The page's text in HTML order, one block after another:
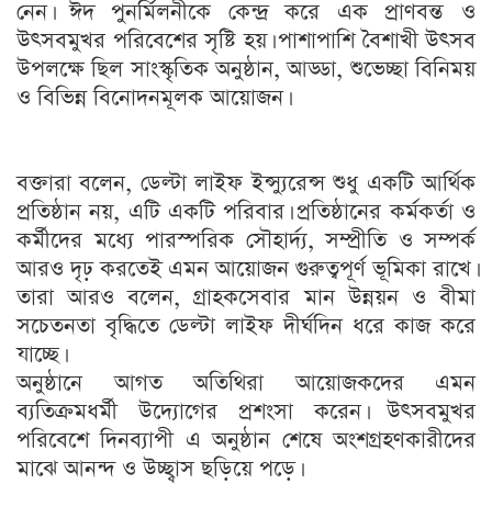
নেন। ঈদ পুনর্মিলনীকে কেন্দ্র করে এক প্রাণবন্ত ও
উৎসবমুখর পরিবেশের সৃষ্টি হয়। পাশাপাশি বৈশাখী উৎসব
উপলক্ষে ছিল সাংস্কৃতিক অনুষ্ঠান, আড্ডা, শুভেচ্ছা বিনিময়
ও বিভিন্ন বিনোদনমূলক আয়োজন।
বক্তারা বলেন, ডেল্টা লাইফ ইন্স্যুরেন্স শুধু একটি আর্থিক
প্রতিষ্ঠান নয়, এটি একটি পরিবার। প্রতিষ্ঠানের কর্মকর্তা ও
কর্মীদের মধ্যে পারস্পরিক সৌহার্দ্য, সম্প্রীতি ও সম্পর্ক
আরও দৃঢ় করতেই এমন আয়োজন গুরুত্বপূর্ণ ভূমিকা রাখে।
তারা আরও বলেন, গ্রাহকসেবার মান উন্নয়ন ও বীমা
সচেতনতা বৃদ্ধিতে ডেল্টা লাইফ দীর্ঘদিন ধরে কাজ করে
যাচ্ছে।
অনুষ্ঠানে আগত অতিথিরা আয়োজকদের এমন
ব্যতিক্রমধর্মী উদ্যোগের প্রশংসা করেন। উৎসবমুখর
পরিবেশে দিনব্যাপী এ অনুষ্ঠান শেষে অংশগ্রহণকারীদের
মাঝে আনন্দ ও উচ্ছ্বাস ছড়িয়ে পড়ে।